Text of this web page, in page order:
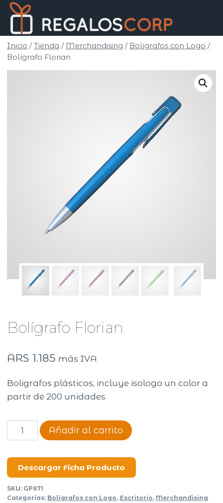
Saltar
contenido
Inicio / Tienda / Merchandising / Bolígrafos con Logo /
Bolígrafo Florian
Bolígrafo Florian
ARS 1.185 más IVA
Boligrafos plásticos, incluye isologo un color a
partir de 200 unidades
Bolígrafo
Florian
Añadir al carrito
Descargar Ficha Producto
SKU: GP671
Categorías: Bolígrafos con Logo, Escritorio, Merchandising